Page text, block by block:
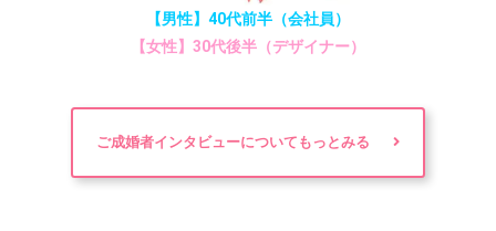
【男性】40代前半（会社員）
【女性】30代後半（デザイナー）
ご成婚者インタビューについてもっとみる